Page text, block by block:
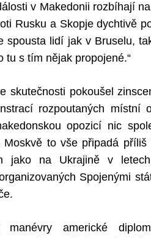
v Makedonii rozbíhají
Rusku a Skopje dychtivě
spousta lidí jak v Bruselu,
tu s tím nějak propojené.“
skutečnosti pokoušel
rozpoutaných
opozicí nic
Moskvě to vše připadá
jako na Ukrajině v
Spojenými
manévry americké